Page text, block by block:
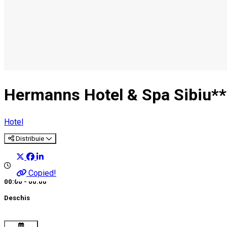
Hermanns Hotel & Spa
Hotel
Distribuie
Copied!
00:00 - 00:00
Deschis